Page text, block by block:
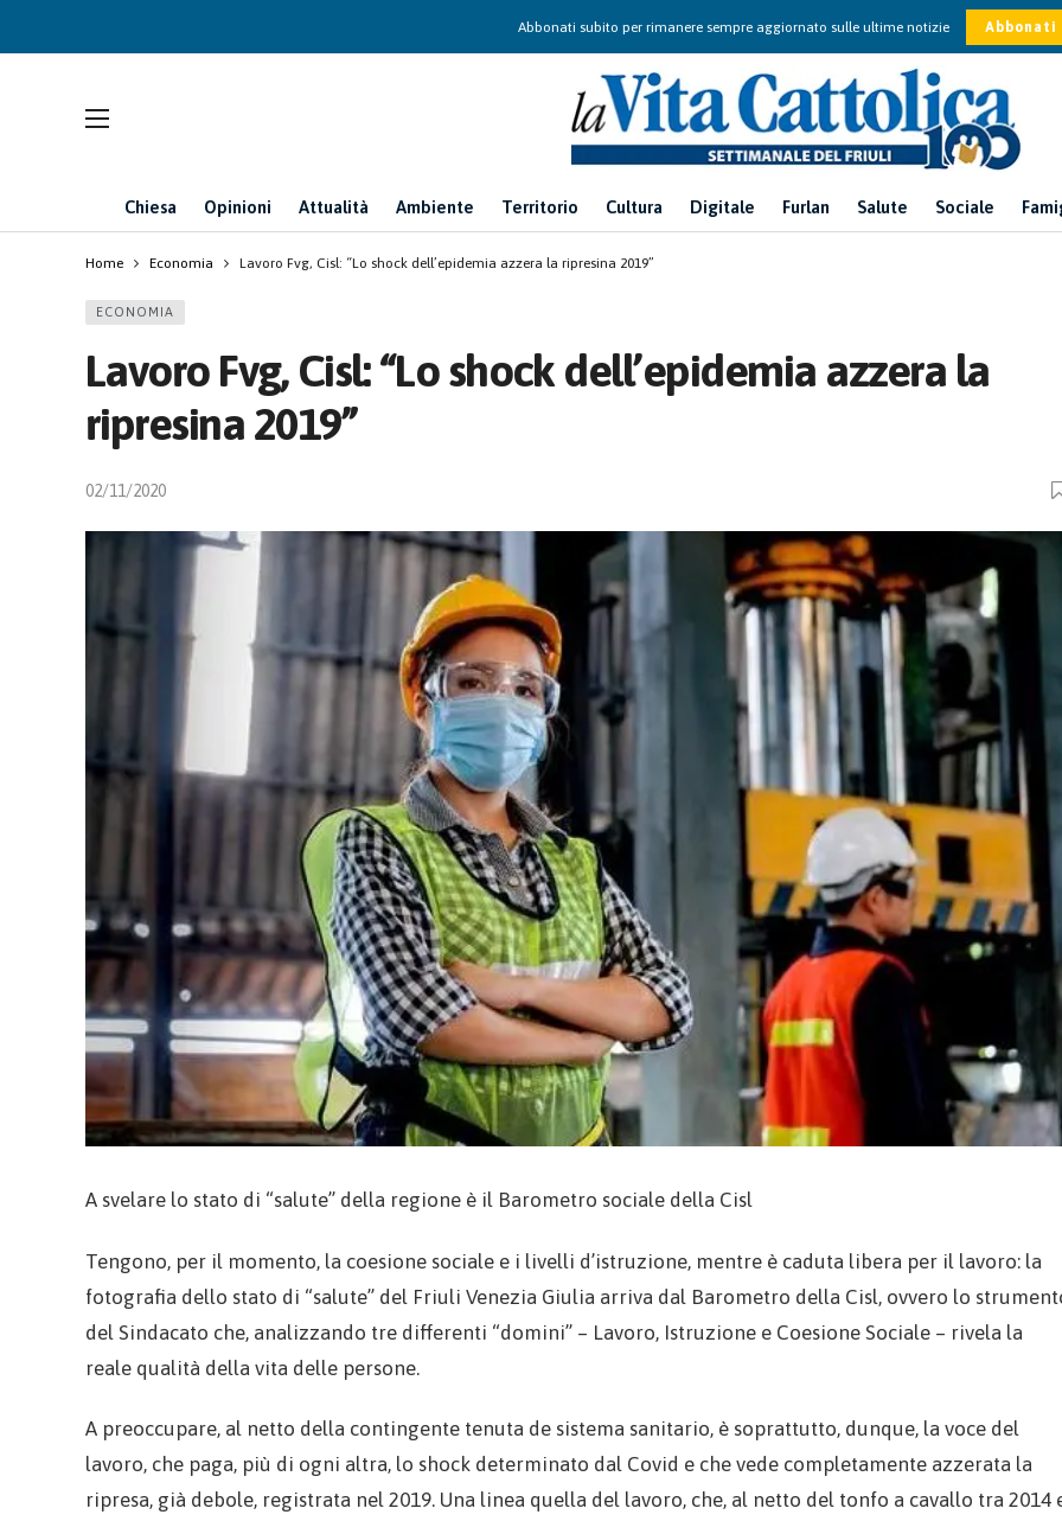
Abbonati subito per rimanere sempre aggiornato sulle ultime notizie Abbonati
Chiesa Opinioni Attualità Ambiente Territorio Cultura Digitale Furlan Salute Sociale
Home Economia Lavoro Fvg, Cisl: “Lo shock dell’epidemia azzera la ripresina 2019”
ECONOMIA
Lavoro Fvg, Cisl: “Lo shock dell’epidemia azzera la
ripresina 2019”
02/11/2020
A svelare lo stato di “salute” della regione è il Barometro sociale della Cisl
Tengono, per il momento, la coesione sociale e i livelli d’istruzione, mentre è caduta libera per il lavoro: la
fotografia dello stato di “salute” del Friuli Venezia Giulia arriva dal Barometro della Cisl, ovvero lo
del Sindacato che, analizzando tre differenti “domini” – Lavoro, Istruzione e Coesione Sociale – rivela la
reale qualità della vita delle persone.
A preoccupare, al netto della contingente tenuta de sistema sanitario, è soprattutto, dunque, la voce del
lavoro, che paga, più di ogni altra, lo shock determinato dal Covid e che vede completamente azzerata la
ripresa, già debole, registrata nel 2019. Una linea quella del lavoro, che, al netto del tonfo a cavallo tra 2014